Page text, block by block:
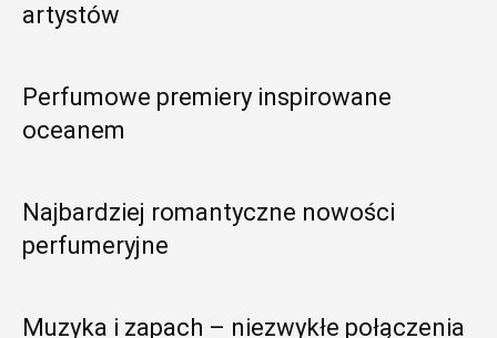
artystów
Perfumowe premiery inspirowane
oceanem
Najbardziej romantyczne nowości
perfumeryjne
Muzyka i zapach – niezwykłe połączenia